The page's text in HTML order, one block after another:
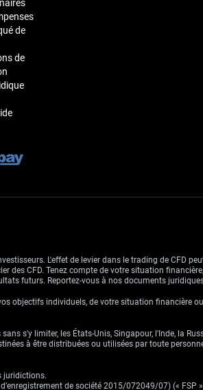
de
de
L'effet de levier dans le trading de CFD
CFD. Tenez compte de votre situation
futurs. Reportez-vous à nos documents
objectifs individuels, de votre situation financière
s'y limiter, les États-Unis, Singapour, l'Inde, la
à être distribuées ou utilisées par toute
juridictions.
de société 2015/072049/07) («